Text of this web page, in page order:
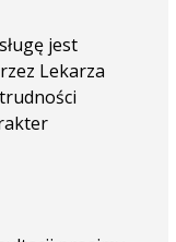
jest
Lekarza